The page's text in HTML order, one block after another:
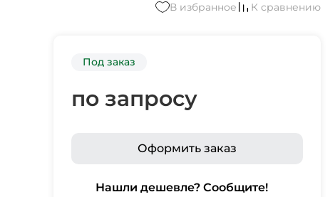
В избранное К сравнению
Под заказ
по запросу
Оформить заказ
Нашли дешевле? Сообщите!